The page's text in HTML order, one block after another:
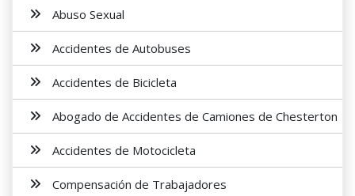
Abuso Sexual
Accidentes de Autobuses
Accidentes de Bicicleta
Abogado de Accidentes de Camiones de Chesterton
Accidentes de Motocicleta
Compensación de Trabajadores